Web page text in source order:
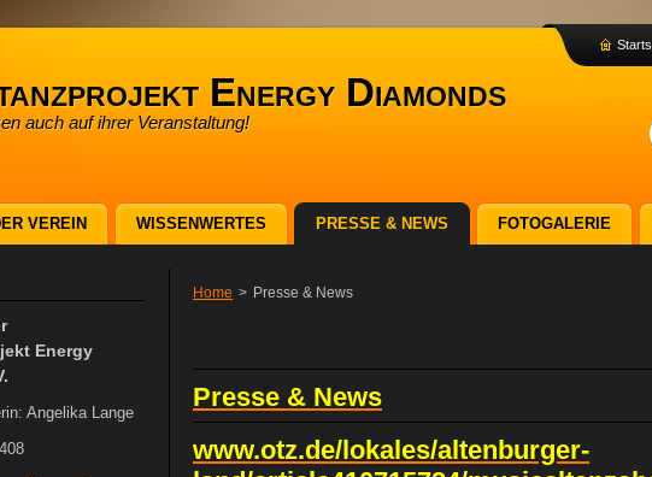
Energy Diamonds
auch auf ihrer Veranstaltung!
Home > Presse & News
Presse & News
www.otz.de/lokales/altenburger-
Energy
Angelika Lange
VEREIN WISSENWERTES PRESSE & NEWS FOTOGALERIE